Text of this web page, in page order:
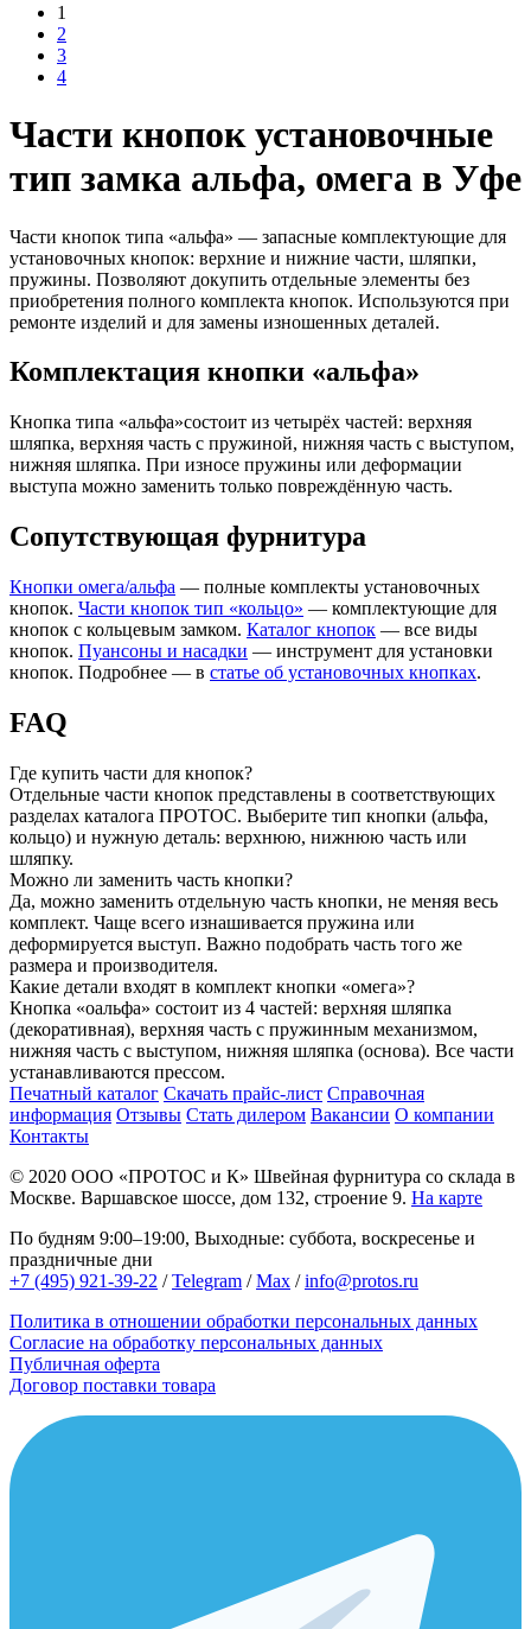
1
2
3
4
Части кнопок установочные
тип замка альфа, омега в Уфе
Части кнопок типа «альфа» — запасные комплектующие для
установочных кнопок: верхние и нижние части, шляпки,
пружины. Позволяют докупить отдельные элементы без
приобретения полного комплекта кнопок. Используются при
ремонте изделий и для замены изношенных деталей.
Комплектация кнопки «альфа»
Кнопка типа «альфа»состоит из четырёх частей: верхняя
шляпка, верхняя часть с пружиной, нижняя часть с выступом,
нижняя шляпка. При износе пружины или деформации
выступа можно заменить только повреждённую часть.
Сопутствующая фурнитура
Кнопки омега/альфа — полные комплекты установочных
кнопок. Части кнопок тип «кольцо» — комплектующие для
кнопок с кольцевым замком. Каталог кнопок — все виды
кнопок. Пуансоны и насадки — инструмент для установки
кнопок. Подробнее — в статье об установочных кнопках.
FAQ
Где купить части для кнопок?
Отдельные части кнопок представлены в соответствующих
разделах каталога ПРОТОС. Выберите тип кнопки (альфа,
кольцо) и нужную деталь: верхнюю, нижнюю часть или
шляпку.
Можно ли заменить часть кнопки?
Да, можно заменить отдельную часть кнопки, не меняя весь
комплект. Чаще всего изнашивается пружина или
деформируется выступ. Важно подобрать часть того же
размера и производителя.
Какие детали входят в комплект кнопки «омега»?
Кнопка «оальфа» состоит из 4 частей: верхняя шляпка
(декоративная), верхняя часть с пружинным механизмом,
нижняя часть с выступом, нижняя шляпка (основа). Все части
устанавливаются прессом.
Печатный каталог Скачать прайс-лист Справочная
информация Отзывы Стать дилером Вакансии О компании
Контакты
© 2020 ООО «ПРОТОС и К» Швейная фурнитура со склада в
Москве. Варшавское шоссе, дом 132, строение 9. На карте
По будням 9:00–19:00, Выходные: суббота, воскресенье и
праздничные дни
+7 (495) 921-39-22 /Telegram /Max /info@protos.ru
Политика в отношении обработки персональных данных
Согласие на обработку персональных данных
Публичная оферта
Договор поставки товара